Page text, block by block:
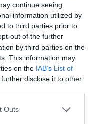
continue seeing
information utilized by
to third parties prior to
out of the further
by third parties on the
This information may
on the IAB’s List of
disclose it to other
Outs
av jordnötssmör,
toppade med smält...